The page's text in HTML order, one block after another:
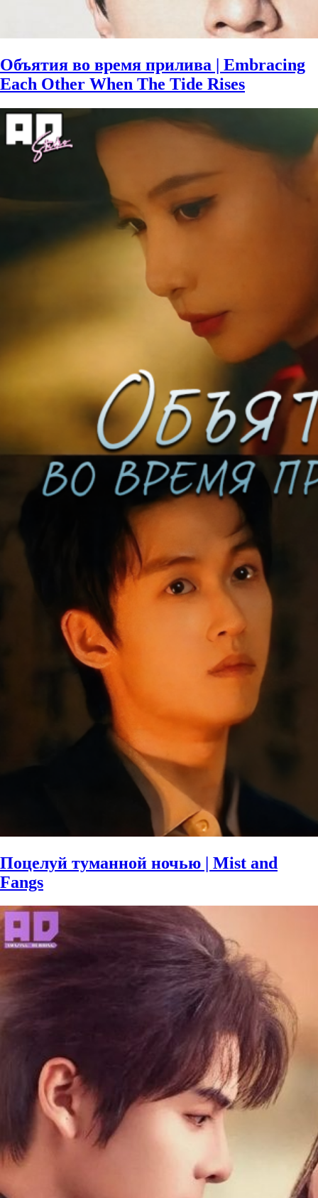
Объятия во время прилива | Embracing
Each Other When The Tide Rises
Поцелуй туманной ночью | Mist and
Fangs